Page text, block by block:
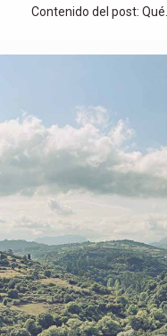
Contenido del post: Qué…